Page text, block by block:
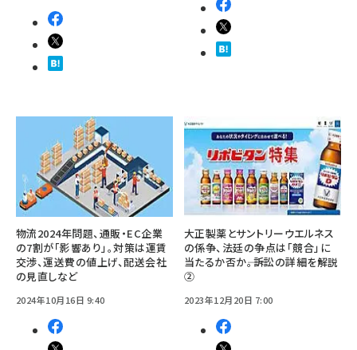
物流2024年問題、通販・EC企業
の7割が「影響あり」。対策は運賃
交渉、運送費の値上げ、配送会社
の見直しなど
2024年10月16日 9:40
大正製薬とサントリーウエルネス
の係争、法廷の争点は「競合」に
当たるか否か――。訴訟の詳細を解説
②
2023年12月20日 7:00